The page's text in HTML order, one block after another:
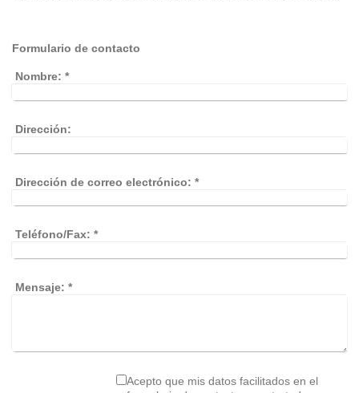
Formulario de contacto
Nombre: *
Dirección:
Dirección de correo electrónico: *
Teléfono/Fax: *
Mensaje: *
Acepto que mis datos facilitados en el